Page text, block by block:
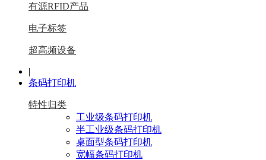
有源RFID产品
电子标签
超高频设备
|
条码打印机
特性归类
工业级条码打印机
半工业级条码打印机
桌面型条码打印机
宽幅条码打印机